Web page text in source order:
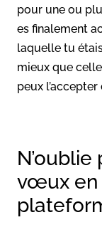
pour une ou
es finalement
laquelle tu
mieux que
peux
vœux en